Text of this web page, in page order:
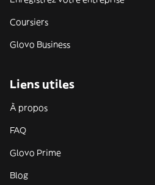
Coursiers
Glovo Business
Liens utiles
À propos
FAQ
Glovo Prime
Blog